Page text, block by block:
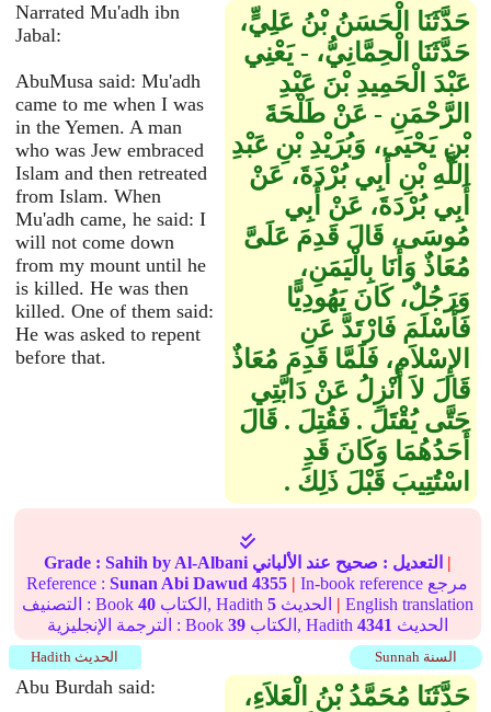
Narrated Mu'adh ibn
Jabal:
AbuMusa said: Mu'adh
came to me when I was
in the Yemen. A man
who was Jew embraced
Islam and then retreated
from Islam. When
Mu'adh came, he said: I
will not come down
from my mount until he
is killed. He was then
killed. One of them said:
He was asked to repent
before that.
حَدَّثَنَا الْحَسَنُ بْنُ عَلِيٍّ،
حَدَّثَنَا الْحِمَّانِيُّ، - يَعْنِي
عَبْدَ الْحَمِيدِ بْنَ عَبْدِ
الرَّحْمَنِ - عَنْ طَلْحَةَ
بْنِ يَحْيَى، وَبُرَيْدِ بْنِ عَبْدِ
اللَّهِ بْنِ أَبِي بُرْدَةَ، عَنْ
أَبِي بُرْدَةَ، عَنْ أَبِي
مُوسَى، قَالَ قَدِمَ عَلَىَّ
مُعَاذٌ وَأَنَا بِالْيَمَنِ،
وَرَجُلٌ، كَانَ يَهُودِيًّا
فَأَسْلَمَ فَارْتَدَّ عَنِ
الإِسْلاَمِ، فَلَمَّا قَدِمَ مُعَاذٌ
قَالَ لاَ أَنْزِلُ عَنْ دَابَّتِي
حَتَّى يُقْتَلَ ‏.‏ فَقُتِلَ ‏.‏ قَالَ
أَحَدُهُمَا وَكَانَ قَدِ
اسْتُتِيبَ قَبْلَ ذَلِكَ ‏.‏
Grade : Sahih by Al-Albani التعديل : صحيح عند الألباني
|
Reference :Sunan Abi Dawud 4355 | In-book reference مرجع
التصنيف : Book 40 الكتاب, Hadith 5 | English translation
الترجمة الإنجليزية : Book 39 الكتاب, Hadith 4341 الحديث
Sunnah السنة Hadith الحديث
Abu Burdah said:
حَدَّثَنَا مُحَمَّدُ بْنُ الْعَلاَءِ،